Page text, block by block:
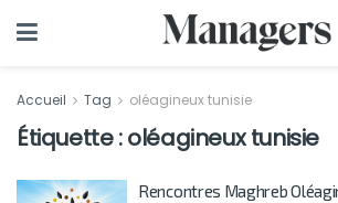
Accueil Tag oléagineux tunisie
Étiquette :oléagineux tunisie
Rencontres Maghreb